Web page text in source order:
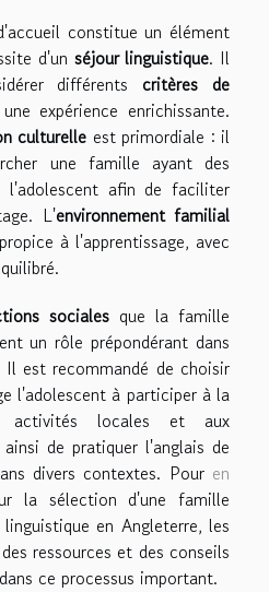
constitue un élément
d'un séjour linguistique. Il
différents critères de
expérience enrichissante.
culturelle est primordiale : il
une famille ayant des
l'adolescent afin de faciliter
L'environnement familial
à l'apprentissage, avec
sociales que la famille
un rôle prépondérant dans
est recommandé de choisir
l'adolescent à participer à la
activités locales et aux
de pratiquer l'anglais de
divers contextes. Pour en
la sélection d'une famille
en Angleterre, les
ressources et des conseils
ce processus important.